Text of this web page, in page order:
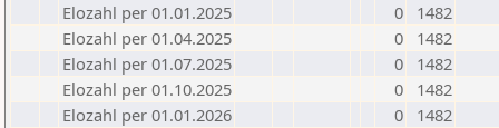
Elozahl per 01.01.2025
0
1482
Elozahl per 01.04.2025
0
1482
Elozahl per 01.07.2025
0
1482
Elozahl per 01.10.2025
0
1482
Elozahl per 01.01.2026
0
1482